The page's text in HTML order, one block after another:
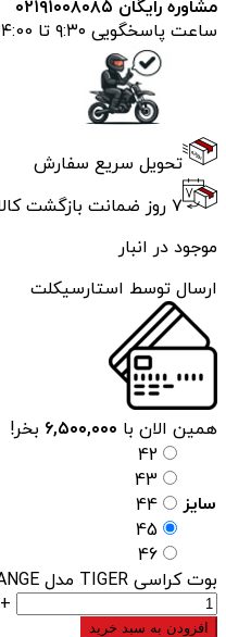
مشاوره رایگان ۰۲۱۹۱۰۰۸۰۸۵
ساعت پاسخگویی ۹:۳۰ تا ۲۴:00 در روزهای تعطیل ۱۵:00 تا ۲۰:00
تحویل سریع سفارش
۷ روز ضمانت بازگشت کالا
موجود در انبار
ارسال توسط استارسیکلت
همین الان با ۶,۵۰۰,۰۰۰ بخر!
سایز
42
43
44
45
46
بوت کراسی TIGER مدل T3 ORANGE عدد
+
افزودن به سبد خرید